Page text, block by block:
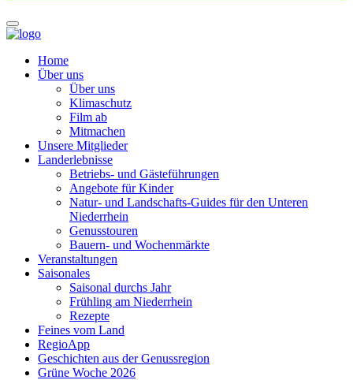
Home
Über uns
Über uns
Klimaschutz
Film ab
Mitmachen
Unsere Mitglieder
Landerlebnisse
Betriebs- und Gästeführungen
Angebote für Kinder
Natur- und Landschafts-Guides für den Unteren
Niederrhein
Genusstouren
Bauern- und Wochenmärkte
Veranstaltungen
Saisonales
Saisonal durchs Jahr
Frühling am Niederrhein
Rezepte
Feines vom Land
RegioApp
Geschichten aus der Genussregion
Grüne Woche 2026